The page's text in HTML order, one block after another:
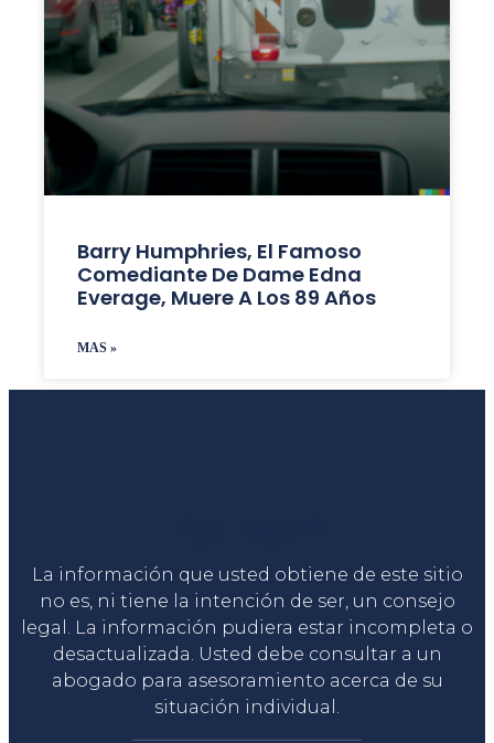
Barry Humphries, El Famoso
Comediante De Dame Edna
Everage, Muere A Los 89 Años
MAS »
La información que usted obtiene de este sitio
no es, ni tiene la intención de ser, un consejo
legal. La información pudiera estar incompleta o
desactualizada. Usted debe consultar a un
abogado para asesoramiento acerca de su
situación individual.